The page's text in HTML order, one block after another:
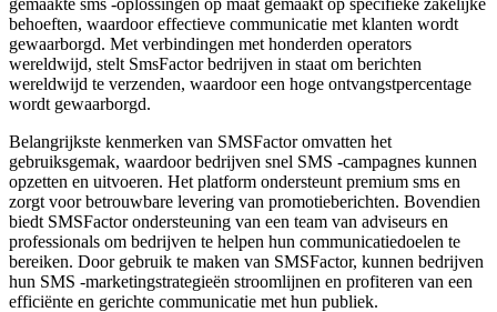
behoeften, waardoor effectieve communicatie met klanten wordt
gewaarborgd. Met verbindingen met honderden operators
wereldwijd, stelt SmsFactor bedrijven in staat om berichten
wereldwijd te verzenden, waardoor een hoge ontvangstpercentage
wordt gewaarborgd.
Belangrijkste kenmerken van SMSFactor omvatten het
gebruiksgemak, waardoor bedrijven snel SMS -campagnes kunnen
opzetten en uitvoeren. Het platform ondersteunt premium sms en
zorgt voor betrouwbare levering van promotieberichten. Bovendien
biedt SMSFactor ondersteuning van een team van adviseurs en
professionals om bedrijven te helpen hun communicatiedoelen te
bereiken. Door gebruik te maken van SMSFactor, kunnen bedrijven
hun SMS -marketingstrategieën stroomlijnen en profiteren van een
efficiënte en gerichte communicatie met hun publiek.